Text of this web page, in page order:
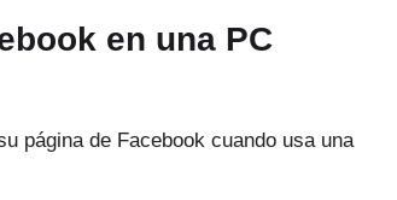
en una PC
página de Facebook cuando usa una